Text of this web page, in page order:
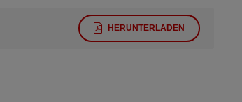
HERUNTERLADEN